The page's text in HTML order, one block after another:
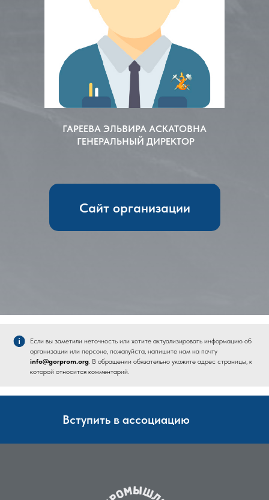
ГАРЕЕВА ЭЛЬВИРА АСКАТОВНА
ГЕНЕРАЛЬНЫЙ ДИРЕКТОР
Сайт организации
Если вы заметили неточность или хотите актуализировать информацию об
организации или персоне, пожалуйста, напишите нам на почту
info@gorprom.org. В обращении обязательно укажите адрес страницы, к
которой относится комментарий.
Вступить в ассоциацию